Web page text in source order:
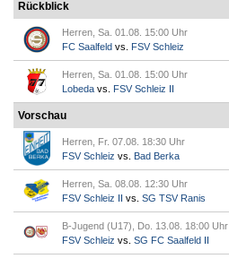
Rückblick
Herren, Sa. 01.08. 15:00 Uhr
FC Saalfeld vs. FSV Schleiz
Herren, Sa. 01.08. 15:00 Uhr
Lobeda vs. FSV Schleiz II
Vorschau
Herren, Fr. 07.08. 18:30 Uhr
FSV Schleiz vs. Bad Berka
Herren, Sa. 08.08. 12:30 Uhr
FSV Schleiz II vs. SG TSV Ranis
B-Jugend (U17), Do. 13.08. 18:00 Uhr
FSV Schleiz vs. SG FC Saalfeld II